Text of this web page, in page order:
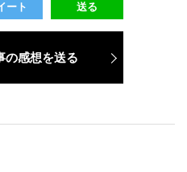
ート 送る
の感想を送る